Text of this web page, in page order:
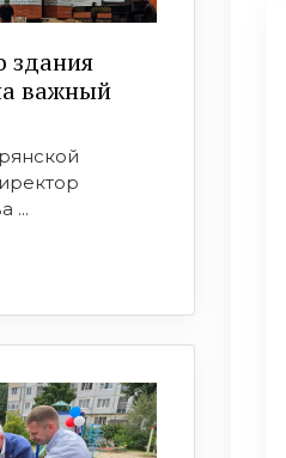
здания
важный
...